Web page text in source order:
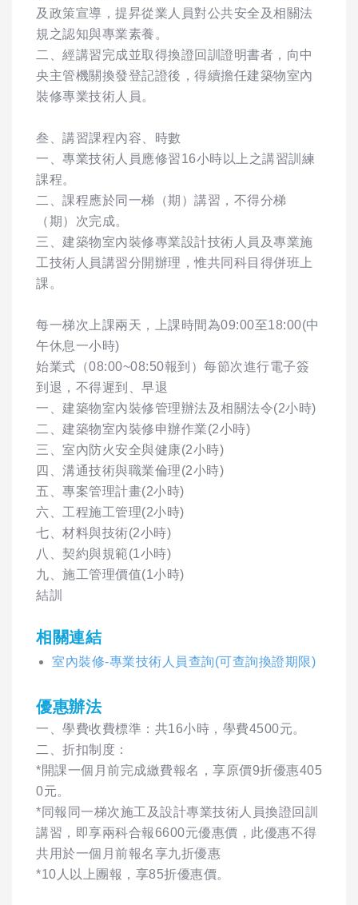
及政策宣導，提昇從業人員對公共安全及相關法
規之認知與專業素養。
二、經講習完成並取得換證回訓證明書者，向中
央主管機關換發登記證後，得續擔任建築物室內
裝修專業技術人員。
叁、講習課程內容、時數
一、專業技術人員應修習16小時以上之講習訓練
課程。
二、課程應於同一梯（期）講習，不得分梯
（期）次完成。
三、建築物室內裝修專業設計技術人員及專業施
工技術人員講習分開辦理，惟共同科目得併班上
課。
每一梯次上課兩天，上課時間為09:00至18:00(中
午休息一小時)
始業式（08:00~08:50報到）每節次進行電子簽
到退，不得遲到、早退
一、建築物室內裝修管理辦法及相關法令(2小時)
二、建築物室內裝修申辦作業(2小時)
三、室內防火安全與健康(2小時)
四、溝通技術與職業倫理(2小時)
五、專案管理計畫(2小時)
六、工程施工管理(2小時)
七、材料與技術(2小時)
八、契約與規範(1小時)
九、施工管理價值(1小時)
結訓
相關連結
室內裝修-專業技術人員查詢(可查詢換證期限)
優惠辦法
一、學費收費標準：共16小時，學費4500元。
二、折扣制度：
*開課一個月前完成繳費報名，享原價9折優惠405
0元。
*同報同一梯次施工及設計專業技術人員換證回訓
講習，即享兩科合報6600元優惠價，此優惠不得
共用於一個月前報名享九折優惠
*10人以上團報，享85折優惠價。